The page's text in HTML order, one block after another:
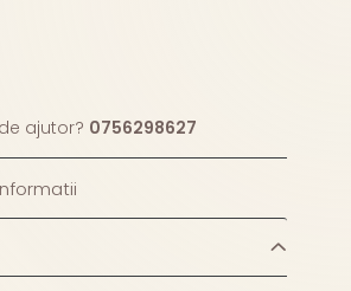
ajutor? 0756298627